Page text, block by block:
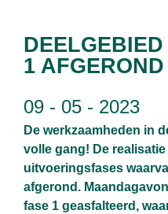
1 AFGEROND
09 - 05 - 2023
De werkzaamheden in
volle gang! De
uitvoeringsfases
afgerond.
fase 1 geasfalteerd,